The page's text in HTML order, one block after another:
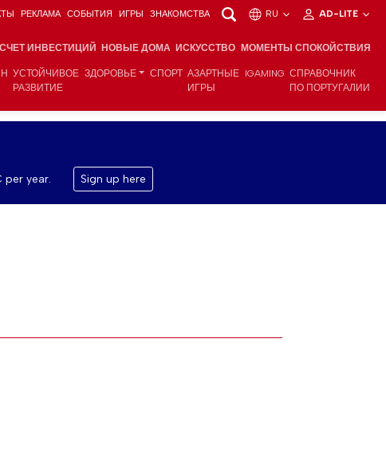
РЕКЛАМА СОБЫТИЯ ИГРЫ ЗНАКОМСТВА RU AD-LITE
ИНВЕСТИЦИЙ НОВЫЕ ДОМА ИСКУССТВО МОМЕНТЫ СПОКОЙСТВИЯ
УСТОЙЧИВОЕ
РАЗВИТИЕ
ЗДОРОВЬЕ СПОРТ АЗАРТНЫЕ
ИГРЫ
IGAMING СПРАВОЧНИК
ПО ПОРТУГАЛИИ
per year. Sign up here